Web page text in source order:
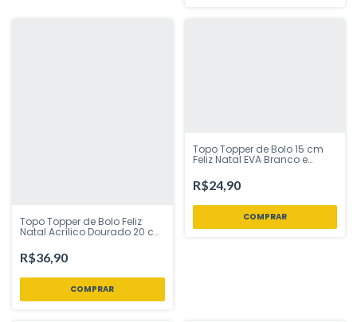
Topo Topper de Bolo Feliz
Natal Acrílico Dourado 20 cm
Loja
R$36,90
Topo Topper de Bolo 15 cm
Feliz Natal EVA Branco e
sua Festa Loja
R$24,90